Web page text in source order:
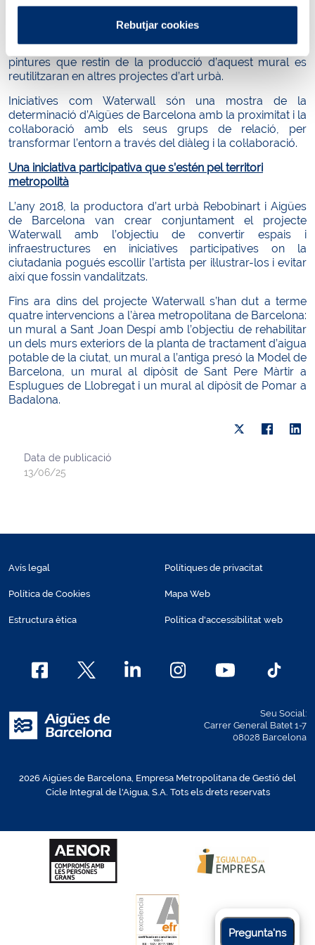
Rebutjar cookies
Pregunta'ns
Per minimitzar l'impacte mediambiental del mural,
l’artista no ha fet servir aerosols, sinó pintura líquida. Les
pintures que restin de la producció d’aquest mural es
reutilitzaran en altres projectes d’art urbà.
Iniciatives com Waterwall són una mostra de la
determinació d’Aigües de Barcelona amb la proximitat i la
col·laboració amb els seus grups de relació, per
transformar l’entorn a través del diàleg i la col·laboració.
Una iniciativa participativa que s’estén pel territori
metropolità
L’any 2018, la productora d’art urbà Rebobinart i Aigües
de Barcelona van crear conjuntament el projecte
Waterwall amb l’objectiu de convertir espais i
infraestructures en iniciatives participatives on la
ciutadania pogués escollir l’artista per il·lustrar-los i evitar
així que fossin vandalitzats.
Fins ara dins del projecte Waterwall s’han dut a terme
quatre intervencions a l’àrea metropolitana de Barcelona:
un mural a Sant Joan Despí amb l’objectiu de rehabilitar
un dels murs exteriors de la planta de tractament d’aigua
potable de la ciutat, un mural a l’antiga presó la Model de
Barcelona, un mural al dipòsit de Sant Pere Màrtir a
Esplugues de Llobregat i un mural al dipòsit de Pomar a
Badalona.
Data de publicació
13/06/25
Avís legal
Política de Cookies
Estructura ètica
Polítiques de privacitat
Mapa Web
Política d'accessibilitat web
Seu Social:
Carrer General Batet 1-7
08028 Barcelona
2026 Aigües de Barcelona, Empresa Metropolitana de Gestió del
Cicle Integral de l'Aigua, S.A. Tots els drets reservats